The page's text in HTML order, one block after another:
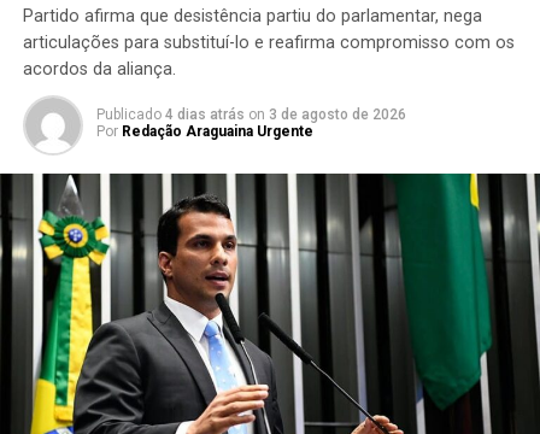
Partido afirma que desistência partiu do parlamentar, nega
articulações para substituí-lo e reafirma compromisso com os
acordos da aliança.
Publicado 4 dias atrás on 3 de agosto de 2026
Por Redação Araguaina Urgente